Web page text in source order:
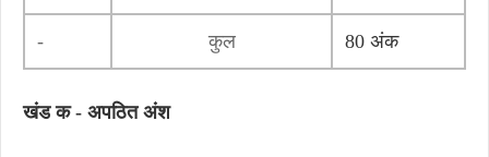
- कुल 80 अंक
खंड क - अपठित अंश